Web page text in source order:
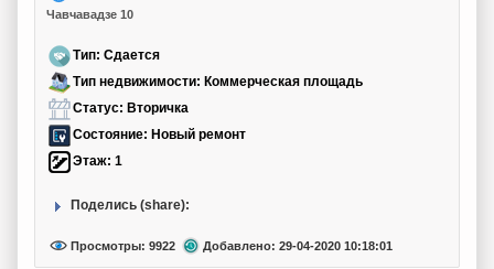
Чавчавадзе 10
Тип: Сдается
Тип недвижимости: Коммерческая площадь
Статус: Вторичка
Состояние: Новый ремонт
Этаж: 1
Поделись (share):
Просмотры: 9922 Добавлено: 29-04-2020 10:18:01